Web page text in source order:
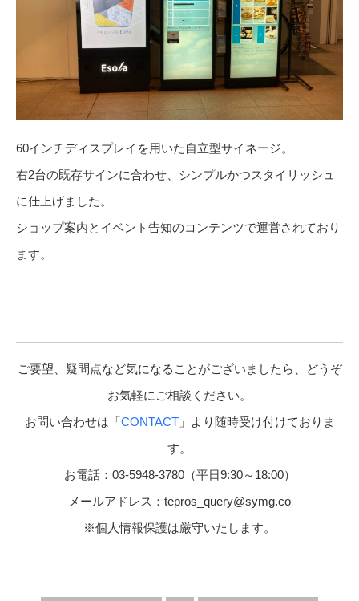
60インチディスプレイを用いた自立型サイネージ。
右2台の既存サインに合わせ、シンプルかつスタイリッシュ
に仕上げました。
ショップ案内とイベント告知のコンテンツで運営されており
ます。
ご要望、疑問点など気になることがございましたら、どうぞ
お気軽にご相談ください。
お問い合わせは 「CONTACT」より随時受け付けておりま
す。
お電話：03-5948-3780（平日9:30～18:00）
メールアドレス：tepros_query@symg.co
※個人情報保護は厳守いたします。